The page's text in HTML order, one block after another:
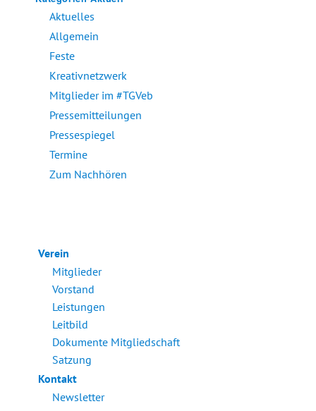
Aktuelles
Allgemein
Feste
Kreativnetzwerk
Mitglieder im #TGVeb
Pressemitteilungen
Pressespiegel
Termine
Zum Nachhören
Verein
Mitglieder
Vorstand
Leistungen
Leitbild
Dokumente Mitgliedschaft
Satzung
Kontakt
Newsletter